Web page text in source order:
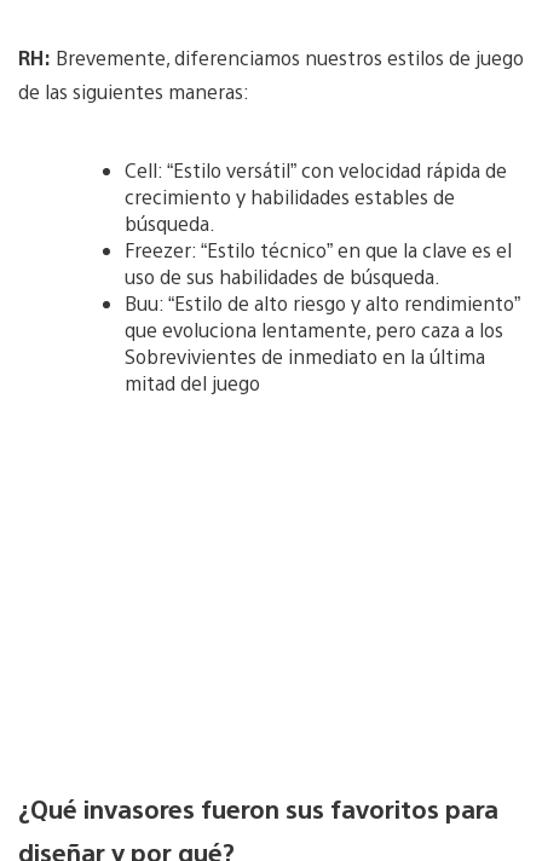
RH: Brevemente, diferenciamos nuestros estilos de juego
de las siguientes maneras:
Cell: “Estilo versátil” con velocidad rápida de
crecimiento y habilidades estables de
búsqueda.
Freezer: “Estilo técnico” en que la clave es el
uso de sus habilidades de búsqueda.
Buu: “Estilo de alto riesgo y alto rendimiento”
que evoluciona lentamente, pero caza a los
Sobrevivientes de inmediato en la última
mitad del juego
¿Qué invasores fueron sus favoritos para
diseñar y por qué?